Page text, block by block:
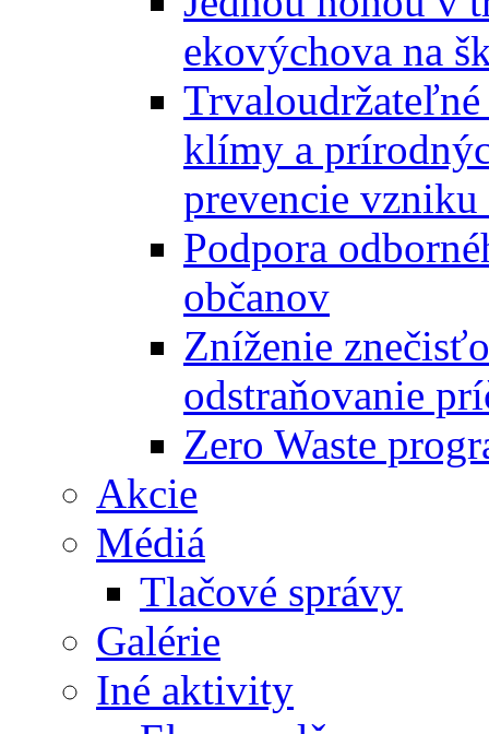
ekovýchova na
klímy a
prevencie vzniku
Podpora
občanov
Zníženie
odstraňovanie
Zero Waste
Akcie
Médiá
Tlačové správy
Galérie
Iné aktivity